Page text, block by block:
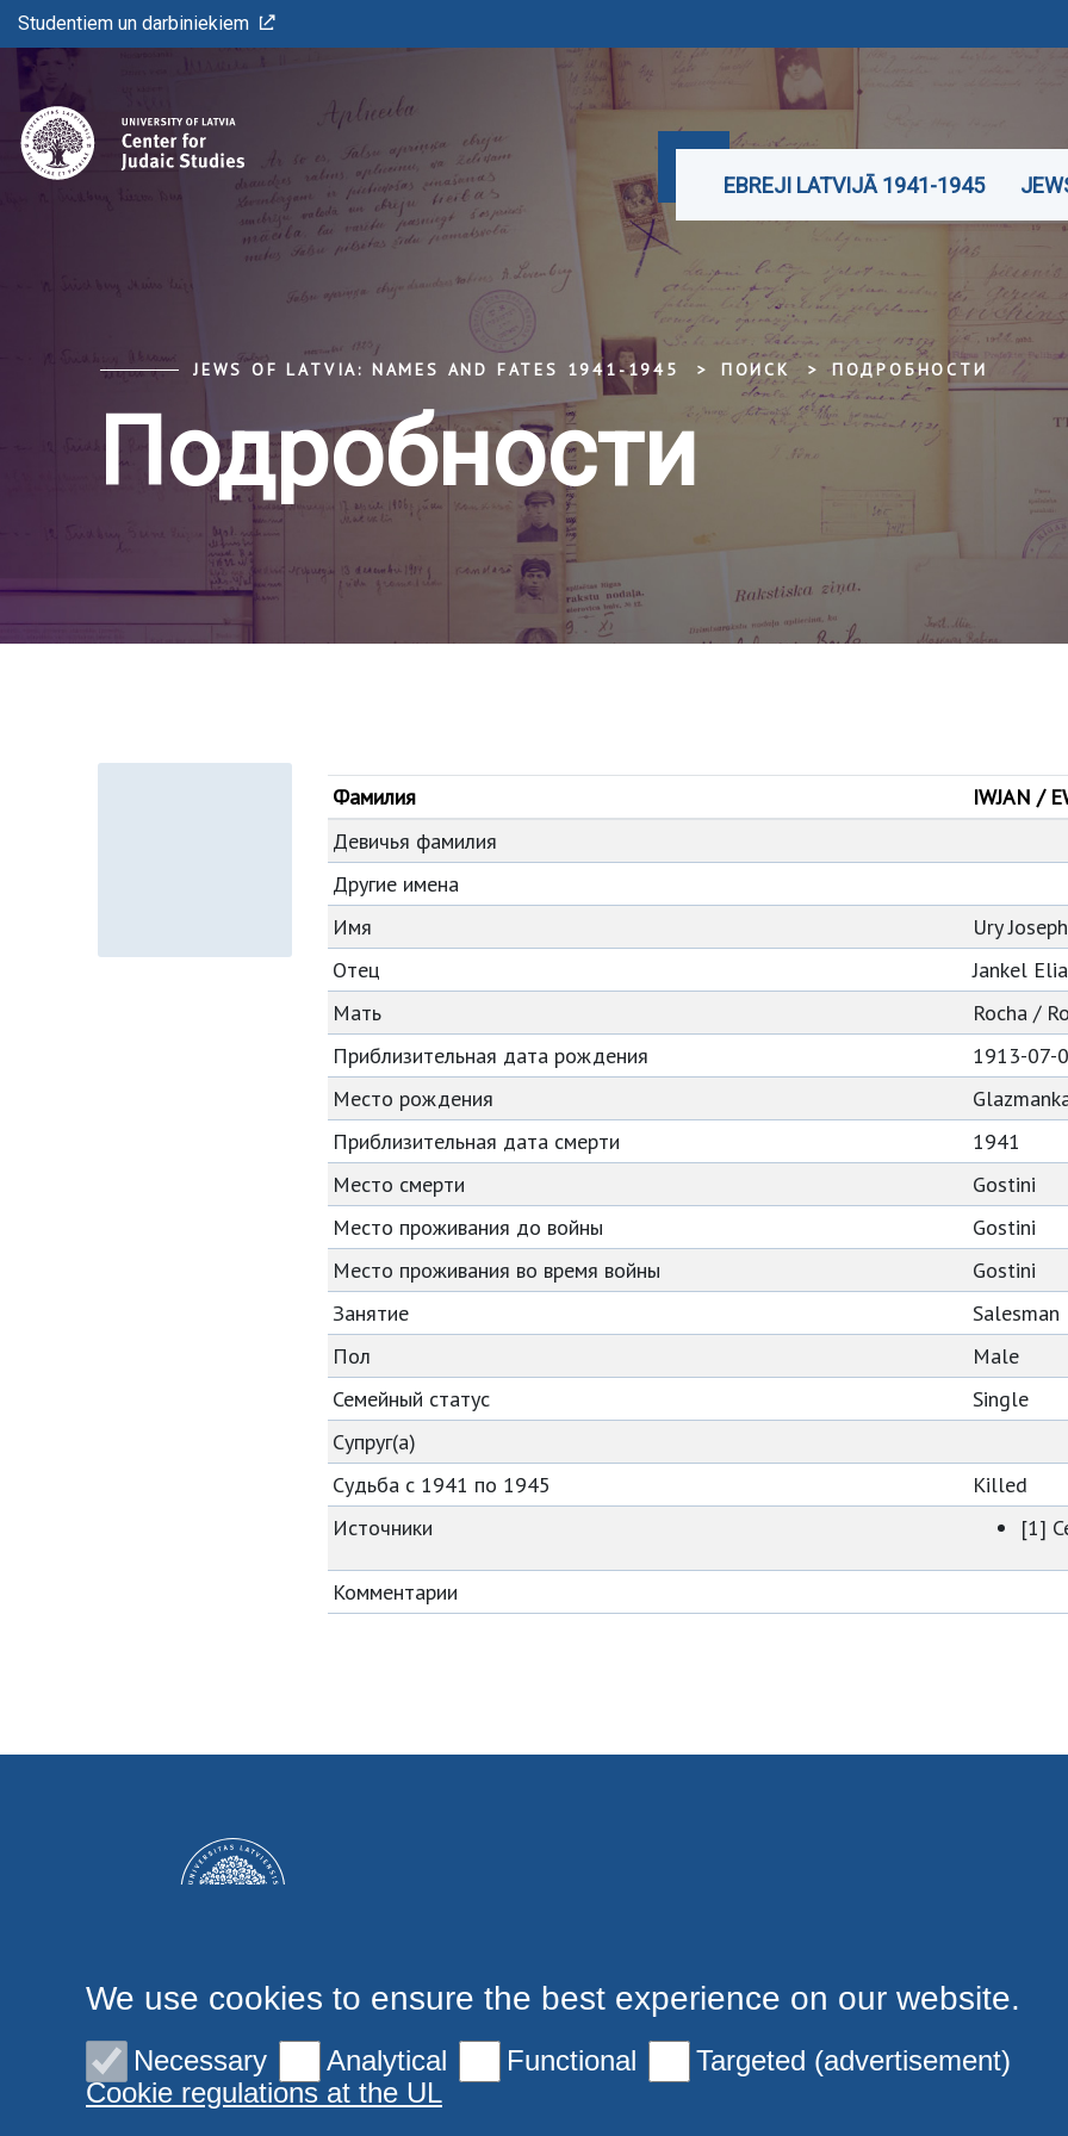
Studentiem un darbiniekiem
EBREJI LATVIJĀ 1941-1945
JEWS OF LATVIA: NAMES AND FATES 1941-1945 ПОИСК ПОДРОБНОСТИ
Подробности
Фамилия
IWJAN /
Девичья фамилия
Другие имена
Имя
Ury Joseph
Отец
Jankel Elia
Мать
Rocha /
Приблизительная дата рождения
1913-07-
Место рождения
Приблизительная дата смерти
1941
Место смерти
Gostini
Место проживания до войны
Gostini
Место проживания во время войны
Gostini
Занятие
Salesman
Пол
Male
Семейный статус
Single
Супруг(а)
Судьба с 1941 по 1945
Killed
Источники
[1]
Комментарии
We use cookies to ensure the best experience on our website.
Necessary Analytical Functional
Targeted (advertisement)
Cookie regulations at the UL